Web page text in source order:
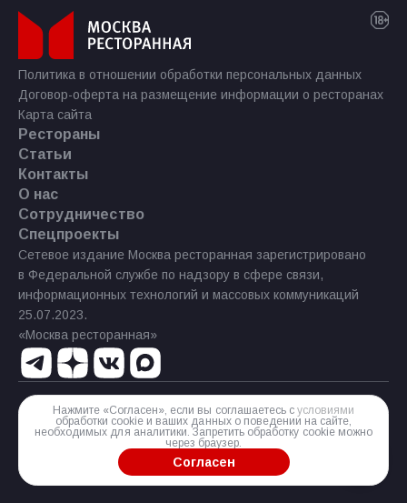
Политика в отношении обработки персональных данных
Договор-оферта на размещение информации о ресторанах
Карта сайта
Рестораны
Статьи
Контакты
О нас
Сотрудничество
Спецпроекты
Сетевое издание Москва ресторанная зарегистрировано
в Федеральной службе по надзору в сфере связи,
информационных технологий и массовых коммуникаций
25.07.2023.
«Москва ресторанная»
Реестровая запись Эл № ФС77−85 644 от 21 июля 2023 г.
Разработка сайта
Нажмите «Согласен», если вы соглашаетесь с условиями
обработки cookie и ваших данных о поведении на сайте,
необходимых для аналитики. Запретить обработку cookie можно
через браузер.
Согласен